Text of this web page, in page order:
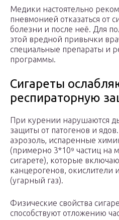
Медики настоятельно
пневмонией отказаться от
болезни и после неё. Для
этой вредной привычки
специальные препараты и
программы.
Сигареты
респираторную
При курении нарушаются
защиты от патогенов и
аэрозоль, испаренные
(примерно 3*10⁹ частиц на
сигарете), которые
канцерогенов, окислители
(угарный газ).
Физические свойства
способствуют отложению